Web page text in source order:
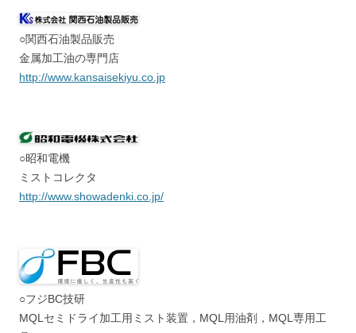
○関西石油製品販売
金属加工油の専門店
http://www.kansaisekiyu.co.jp
○昭和電機
ミストコレクタ
http://www.showadenki.co.jp/
○フジBC技研
MQLセミドライ加工用ミスト装置，MQL用油剤，MQL専用工